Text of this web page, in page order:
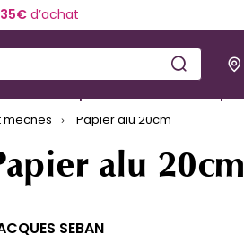
35€d’achat
et technique Esthétique
mèches Papier alu 20cm
alu 20cm
SEBAN